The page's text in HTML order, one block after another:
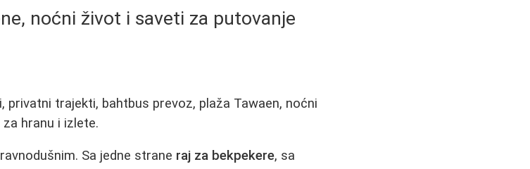
noćni život i saveti za putovanje
privatni trajekti, bahtbus prevoz, plaža Tawaen, noćni
hranu i izlete.
Sa jedne strane raj za bekpekere, sa